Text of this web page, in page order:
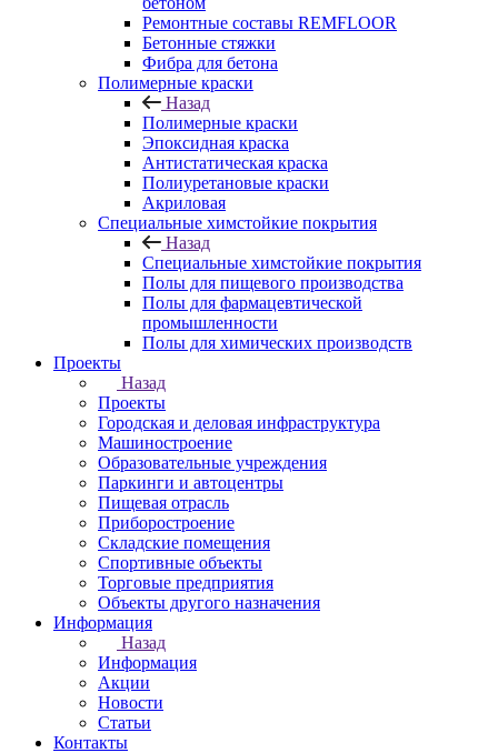
Ремонтные составы REMFLOOR
Бетонные стяжки
Фибра для бетона
Полимерные краски
Назад
Полимерные краски
Эпоксидная краска
Антистатическая краска
Полиуретановые краски
Акриловая
Специальные химстойкие покрытия
Назад
Специальные химстойкие покрытия
Полы для пищевого производства
Полы для фармацевтической
промышленности
Полы для химических производств
Проекты
Назад
Проекты
Городская и деловая инфраструктура
Машиностроение
Образовательные учреждения
Паркинги и автоцентры
Пищевая отрасль
Приборостроение
Складские помещения
Спортивные объекты
Торговые предприятия
Объекты другого назначения
Информация
Назад
Информация
Акции
Новости
Статьи
Контакты